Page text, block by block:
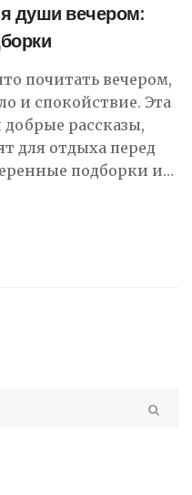
души вечером:
почитать вечером,
и спокойствие. Эта
добрые рассказы,
для отдыха перед
подборки и
рекомендации и
воды. Узнайте,